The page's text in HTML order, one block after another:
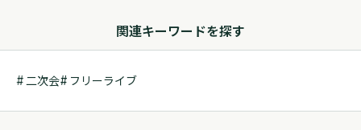
関連キーワードを探す
二次会 フリーライブ